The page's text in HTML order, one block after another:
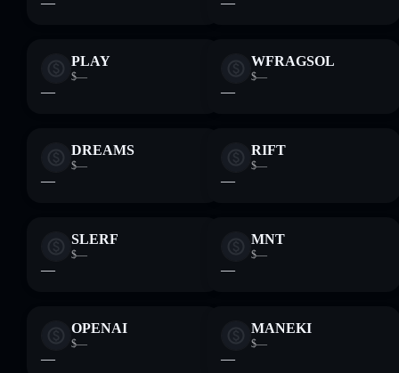
PLAY
$—
—
WFRAGSOL
$—
—
DREAMS
$—
—
RIFT
$—
—
SLERF
$—
—
MNT
$—
—
OPENAI
$—
—
MANEKI
$—
—